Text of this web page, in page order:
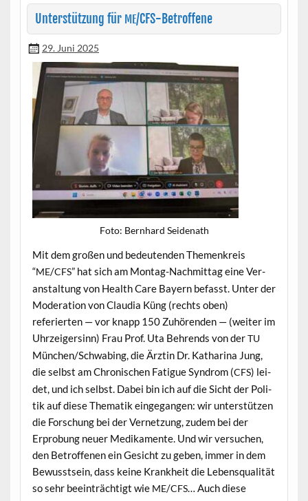
Unterstützung für ME/CFS-Betroffene
29. Juni 2025
Foto: Bern­hard Seidenath
Mit dem großen und bedeu­ten­den The­menkreis
“ME/CFS” hat sich am Mon­tag-Nach­mit­tag eine Ver­
anstal­tung von Health Care Bay­ern befasst. Unter der
Mod­er­a­tion von Clau­dia Küng (rechts oben)
referierten — vor knapp 150 Zuhören­den — (weit­er im
Uhrzeigersinn) Frau Prof. Uta Behrends von derTU
München/Schwabing, die Ärztin Dr. Katha­ri­na Jung,
die selb­st am Chro­nis­chen Fatigue Syn­drom (CFS) lei­
det, und ich selb­st. Dabei bin ich auf die Sicht der Poli­
tik auf diese The­matik einge­gan­gen: wir unter­stützen
die Forschung bei der Ver­net­zung, zudem bei der
Erprobung neuer Medika­mente. Und wir ver­suchen,
den Betrof­fe­nen ein Gesicht zu geben, immer in dem
Bewusst­sein, dass keine Krankheit die Leben­squal­ität
so sehr beein­trächtigt wie ME/CFS… Auch diese